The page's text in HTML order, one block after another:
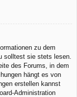
zu dem
solltest sie stets lesen.
des Forums, in dem
hängt es von
erstellen kannst
Administration